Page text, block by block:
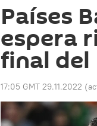
Países
espera
final del
17:05 GMT 29.11.2022